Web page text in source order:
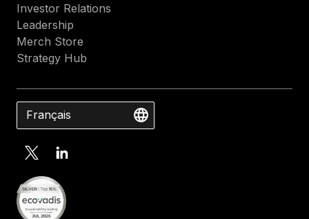
Investor Relations
Leadership
Merch Store
Strategy Hub
Français